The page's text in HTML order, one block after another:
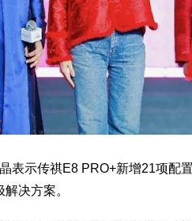
表示传祺E8 PRO+新增21项配
决方案。